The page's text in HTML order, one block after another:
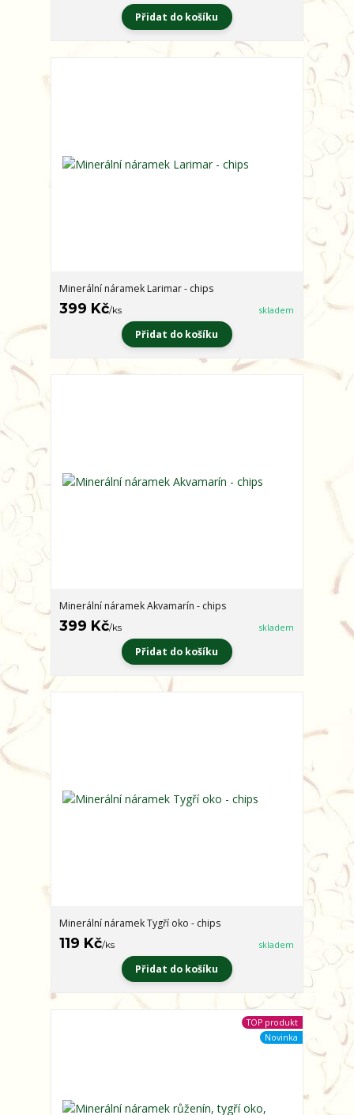
Přidat do košíku
Minerální náramek Larimar - chips
399 Kč/ks skladem
Přidat do košíku
Minerální náramek Akvamarín - chips
399 Kč/ks skladem
Přidat do košíku
Minerální náramek Tygří oko - chips
119 Kč/ks skladem
Přidat do košíku
TOP produkt
Novinka